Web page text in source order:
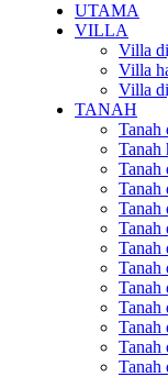
UTAMA
VILLA
Villa
Villa
Villa
TANAH
Tanah
Tanah
Tanah
Tanah
Tanah
Tanah
Tanah
Tanah
Tanah
Tanah
Tanah